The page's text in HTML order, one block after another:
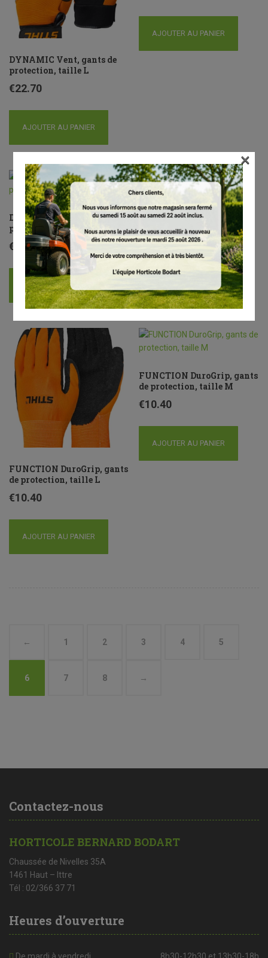
DYNAMIC Vent, gants de
protection, taille L
€22.70
AJOUTER AU PANIER
AJOUTER AU PANIER
DYNAMIC Vent, gants de
protection, taille S
€ 22.70
AJOUTER AU PANIER
DYNAMIC Vent, gants de
protection, taille XL
€22.70
AJOUTER AU PANIER
FUNCTION DuroGrip, gants
de protection, taille L
€10.40
AJOUTER AU PANIER
FUNCTION DuroGrip, gants
de protection, taille M
€10.40
AJOUTER AU PANIER
← 1 2 3 4 5
6 7 8 →
Contactez-nous
HORTICOLE BERNARD BODART
Chaussée de Nivelles 35A
1461 Haut – Ittre
Tél : 02/366 37 71
Heures d’ouverture
×